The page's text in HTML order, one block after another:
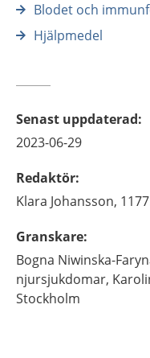
Blodet och
Hjälpmedel
Senast uppdaterad:
2023-06-29
Redaktör:
Klara Johansson,
Granskare:
Bogna Niwinska-
njursjukdomar,
Stockholm